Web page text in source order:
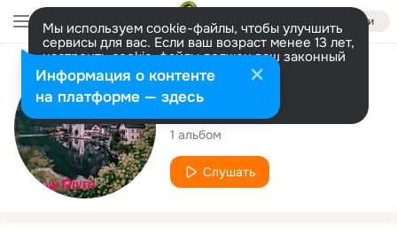
Войти
Мы используем cookie-файлы, чтобы улучшить
сервисы для вас. Если ваш возраст менее 13 лет,
настроить cookie-файлы должен ваш законный
представитель. Больше информации
Разрешить все Настроить
Исполнитель
George Mitchell
1 альбом
Слушать
Информация о контенте
на платформе — здесь